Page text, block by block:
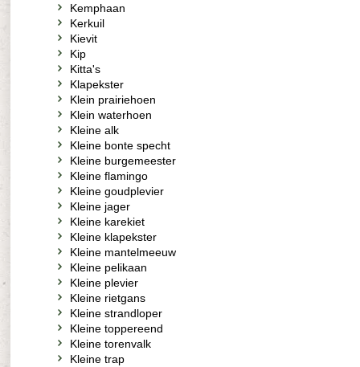
Kemphaan
Kerkuil
Kievit
Kip
Kitta's
Klapekster
Klein prairiehoen
Klein waterhoen
Kleine alk
Kleine bonte specht
Kleine burgemeester
Kleine flamingo
Kleine goudplevier
Kleine jager
Kleine karekiet
Kleine klapekster
Kleine mantelmeeuw
Kleine pelikaan
Kleine plevier
Kleine rietgans
Kleine strandloper
Kleine toppereend
Kleine torenvalk
Kleine trap